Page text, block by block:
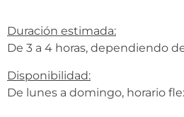
Duración estimada:
De 3 a 4 horas, dependiendo
Disponibilidad:
De lunes a domingo, horario